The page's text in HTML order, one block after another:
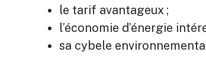
le tarif avantageux ;
l’économie d’énergie
sa cybele